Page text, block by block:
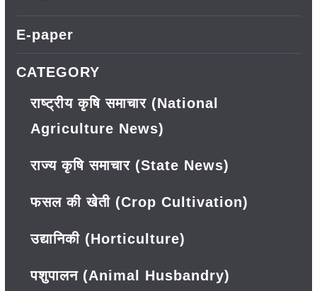
E-paper
CATEGORY
राष्ट्रीय कृषि समाचार (National
Agriculture News)
राज्य कृषि समाचार (State News)
फसल की खेती (Crop Cultivation)
उद्यानिकी (Horticulture)
पशुपालन (Animal Husbandry)